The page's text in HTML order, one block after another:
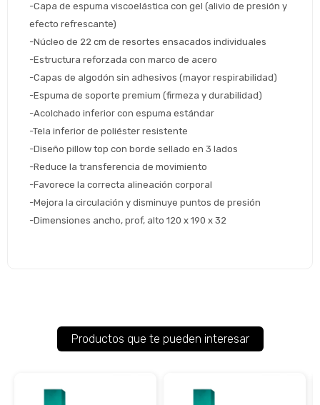
-Capa de espuma viscoelástica con gel (alivio de presión y
efecto refrescante)
-Núcleo de 22 cm de resortes ensacados individuales
-Estructura reforzada con marco de acero
-Capas de algodón sin adhesivos (mayor respirabilidad)
-Espuma de soporte premium (firmeza y durabilidad)
-Acolchado inferior con espuma estándar
-Tela inferior de poliéster resistente
-Diseño pillow top con borde sellado en 3 lados
-Reduce la transferencia de movimiento
-Favorece la correcta alineación corporal
-Mejora la circulación y disminuye puntos de presión
-Dimensiones ancho, prof, alto 120 x 190 x 32
Productos que te pueden interesar
Continuar
Volver al inicio
Seleccioná Pago Después como metodo
de pago